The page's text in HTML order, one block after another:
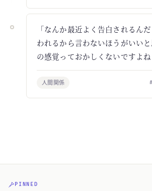
「なんか最近よく告白されるん
われるから言わないほうがいい
の感覚っておかしくないですよ
人間関係
PINNED